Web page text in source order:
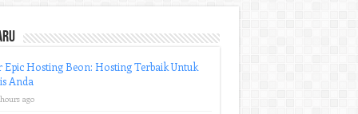
Epic Hosting Beon: Hosting Terbaik Untuk
Anda
ago